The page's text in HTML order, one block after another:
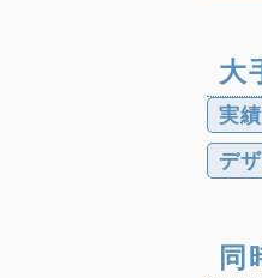
大
実
デ
同